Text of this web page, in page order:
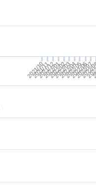
2021/10
2021/11
2021/12
2022/01
2022/02
2022/03
2022/04
2022/05
2022/06
2022/07